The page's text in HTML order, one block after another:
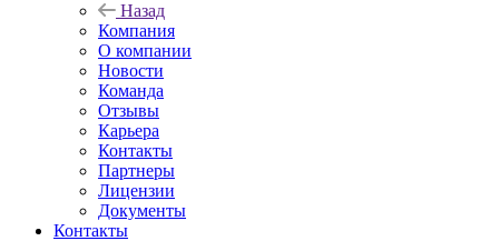
Назад
Компания
О компании
Новости
Команда
Отзывы
Карьера
Контакты
Партнеры
Лицензии
Документы
Контакты